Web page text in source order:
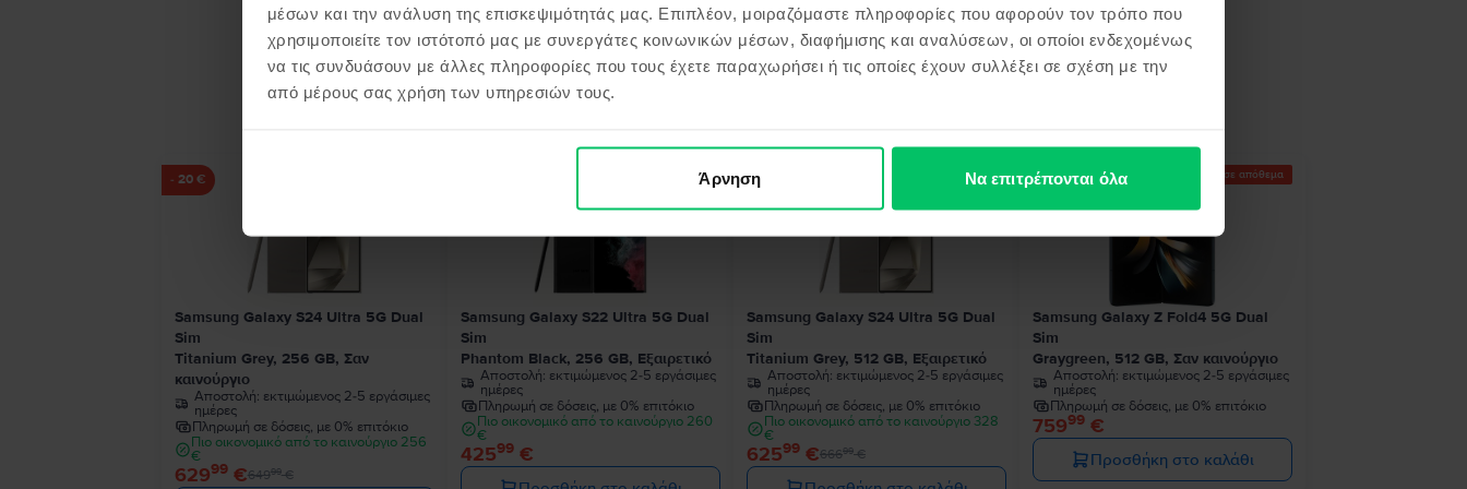
μέσων και την ανάλυση της επισκεψιμότητάς μας. Επιπλέον, μοιραζόμαστε πληροφορίες που αφορούν τον τρόπο που
χρησιμοποιείτε τον ιστότοπό μας με συνεργάτες κοινωνικών μέσων, διαφήμισης και αναλύσεων, οι οποίοι ενδεχομένως
να τις συνδυάσουν με άλλες πληροφορίες που τους έχετε παραχωρήσει ή τις οποίες έχουν συλλέξει σε σχέση με την
από μέρους σας χρήση των υπηρεσιών τους.
Άρνηση Να επιτρέπονται όλα
Προϊόντα παρόμοια με την αναζήτησή σου
- 20 €
Samsung Galaxy S24 Ultra 5G Dual
Sim
Titanium Grey, 256 GB, Σαν
καινούργιο
Αποστολή: εκτιμώμενος 2-5 εργάσιμες
ημέρες
Πληρωμή σε δόσεις, με 0% επιτόκιο
Πιο οικονομικό από το καινούργιο 256
€
62999€64999€
Samsung Galaxy S22 Ultra 5G Dual
Sim
Phantom Black, 256 GB, Εξαιρετικό
Αποστολή: εκτιμώμενος 2-5 εργάσιμες
ημέρες
Πληρωμή σε δόσεις, με 0% επιτόκιο
Πιο οικονομικό από το καινούργιο 260
€
42599€
- 41 €
Samsung Galaxy S24 Ultra 5G Dual
Sim
Titanium Grey, 512 GB, Εξαιρετικό
Αποστολή: εκτιμώμενος 2-5 εργάσιμες
ημέρες
Πληρωμή σε δόσεις, με 0% επιτόκιο
Πιο οικονομικό από το καινούργιο 328
€
62599 €66699€
Τελευταίο σε απόθεμα
Samsung Galaxy Z Fold4 5G Dual
Sim
Graygreen, 512 GB, Σαν καινούργιο
Αποστολή: εκτιμώμενος 2-5 εργάσιμες
ημέρες
Πληρωμή σε δόσεις, με 0% επιτόκιο
75999 €
Προσθήκη στο καλάθι